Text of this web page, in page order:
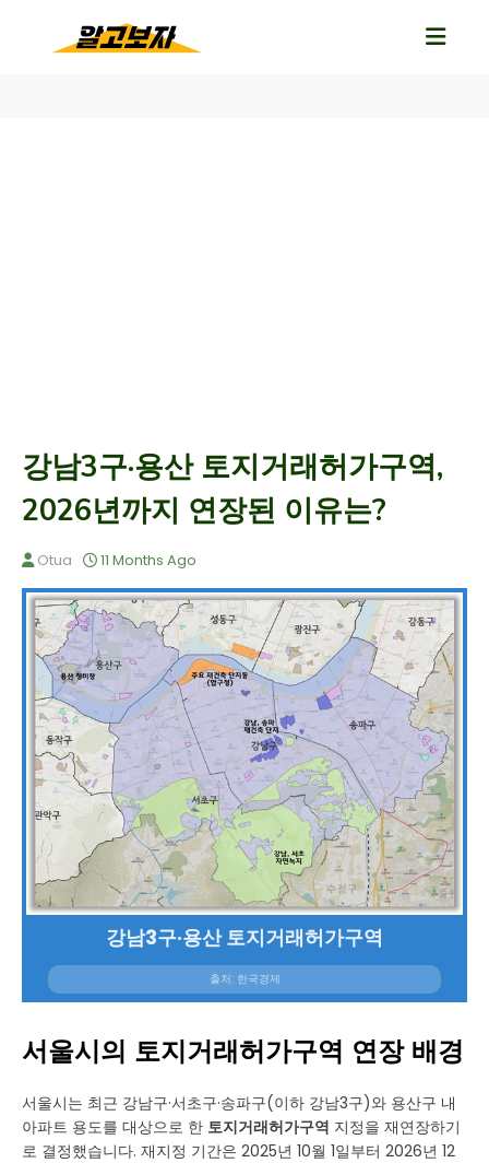
강남3구·용산 토지거래허가구역,
2026년까지 연장된 이유는?
Otua 11 Months Ago
강남3구·용산 토지거래허가구역
출처: 한국경제
서울시의 토지거래허가구역 연장 배경
서울시는 최근 강남구·서초구·송파구(이하 강남3구)와 용산구 내
아파트 용도를 대상으로 한 토지거래허가구역 지정을 재연장하기
로 결정했습니다. 재지정 기간은 2025년 10월 1일부터 2026년 12